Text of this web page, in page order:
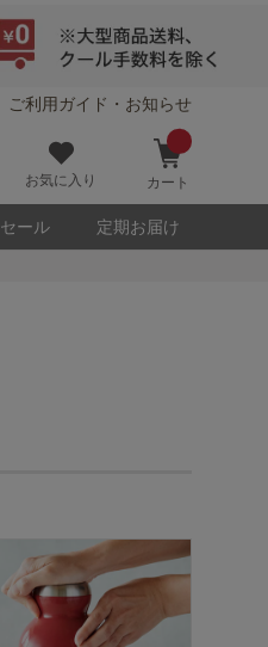
ご利用ガイド・お知らせ
お気に入り カート
セール 定期お届け